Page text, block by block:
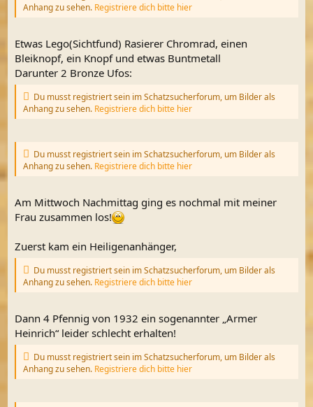
Anhang zu sehen. Registriere dich bitte hier
Etwas Lego(Sichtfund) Rasierer Chromrad, einen
Bleiknopf, ein Knopf und etwas Buntmetall
Darunter 2 Bronze Ufos:
Du musst registriert sein im Schatzsucherforum, um Bilder als
Anhang zu sehen. Registriere dich bitte hier
Du musst registriert sein im Schatzsucherforum, um Bilder als
Anhang zu sehen. Registriere dich bitte hier
Am Mittwoch Nachmittag ging es nochmal mit meiner
Frau zusammen los!
Zuerst kam ein Heiligenanhänger,
Du musst registriert sein im Schatzsucherforum, um Bilder als
Anhang zu sehen. Registriere dich bitte hier
Dann 4 Pfennig von 1932 ein sogenannter „Armer
Heinrich“ leider schlecht erhalten!
Du musst registriert sein im Schatzsucherforum, um Bilder als
Anhang zu sehen. Registriere dich bitte hier